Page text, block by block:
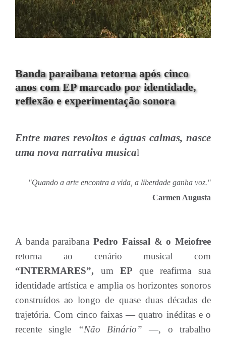
Banda paraibana retorna após cinco
anos com EP marcado por identidade,
reflexão e experimentação sonora
Entre mares revoltos e águas calmas, nasce
uma nova narrativa musical
"Quando a arte encontra a vida, a liberdade ganha voz."
Carmen Augusta
A banda paraibanaPedro Faissal & o Meiofree
retorna ao cenário musical com
“INTERMARES”, umEP que reafirma sua
identidade artística e amplia os horizontes sonoros
construídos ao longo de quase duas décadas de
trajetória. Com cinco faixas — quatro inéditas e o
recente single “Não Binário” —, o trabalho